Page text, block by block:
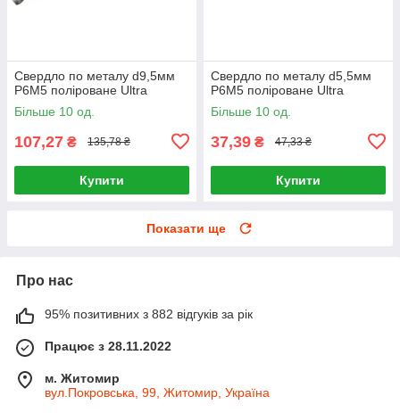
Свердло по металу d9,5мм
P6M5 поліроване Ultra
Більше 10 од.
107,27 ₴ 135,78 ₴
Купити
Свердло по металу d5,5мм
P6M5 поліроване Ultra
Більше 10 од.
37,39 ₴ 47,33 ₴
Купити
Показати ще
Про нас
95% позитивних з 882 відгуків за рік
Працює з 28.11.2022
м. Житомир
вул.Покровська, 99, Житомир, Україна